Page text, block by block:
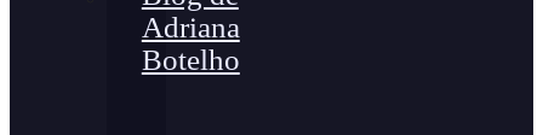
Adriana
Botelho